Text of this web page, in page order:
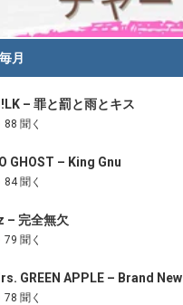
毎月
– 罪と罰と雨とキス
88 聞く
GHOST – King Gnu
84 聞く
– 完全無欠
79 聞く
GREEN APPLE – Brand New
78 聞く